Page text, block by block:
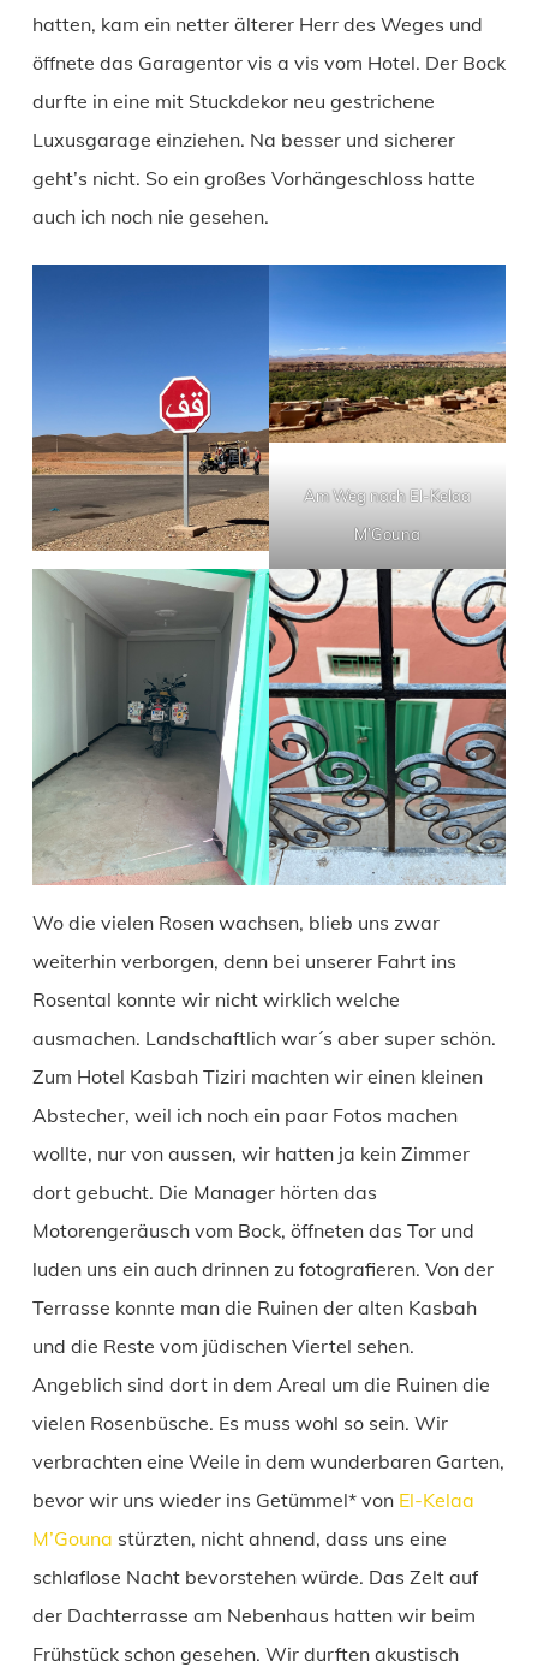
hatten, kam ein netter älterer Herr des Weges und
öffnete das Garagentor vis a vis vom Hotel. Der Bock
durfte in eine mit Stuckdekor neu gestrichene
Luxusgarage einziehen. Na besser und sicherer
geht’s nicht. So ein großes Vorhängeschloss hatte
auch ich noch nie gesehen.
Am Weg nach El-Kelaa
M’Gouna
Wo die vielen Rosen wachsen, blieb uns zwar
weiterhin verborgen, denn bei unserer Fahrt ins
Rosental konnte wir nicht wirklich welche
ausmachen. Landschaftlich war´s aber super schön.
Zum Hotel Kasbah Tiziri machten wir einen kleinen
Abstecher, weil ich noch ein paar Fotos machen
wollte, nur von aussen, wir hatten ja kein Zimmer
dort gebucht. Die Manager hörten das
Motorengeräusch vom Bock, öffneten das Tor und
luden uns ein auch drinnen zu fotografieren. Von der
Terrasse konnte man die Ruinen der alten Kasbah
und die Reste vom jüdischen Viertel sehen.
Angeblich sind dort in dem Areal um die Ruinen die
vielen Rosenbüsche. Es muss wohl so sein. Wir
verbrachten eine Weile in dem wunderbaren Garten,
bevor wir uns wieder ins Getümmel* von El-Kelaa
M’Gouna stürzten, nicht ahnend, dass uns eine
schlaflose Nacht bevorstehen würde. Das Zelt auf
der Dachterrasse am Nebenhaus hatten wir beim
Frühstück schon gesehen. Wir durften akustisch